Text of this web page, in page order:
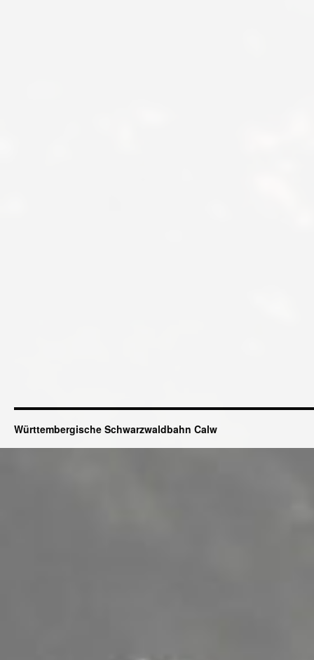
Württembergische Schwarzwaldbahn Calw